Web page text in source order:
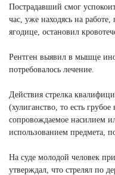
Пострадавший смог
час, уже находясь на
ягодице, остановил
Рентген выявил в мышце
потребовалось лечение.
Действия стрелка
(хулиганство, то есть
сопровождаемое насилием
использованием предмета,
На суде молодой человек
утверждал, что стрелял по